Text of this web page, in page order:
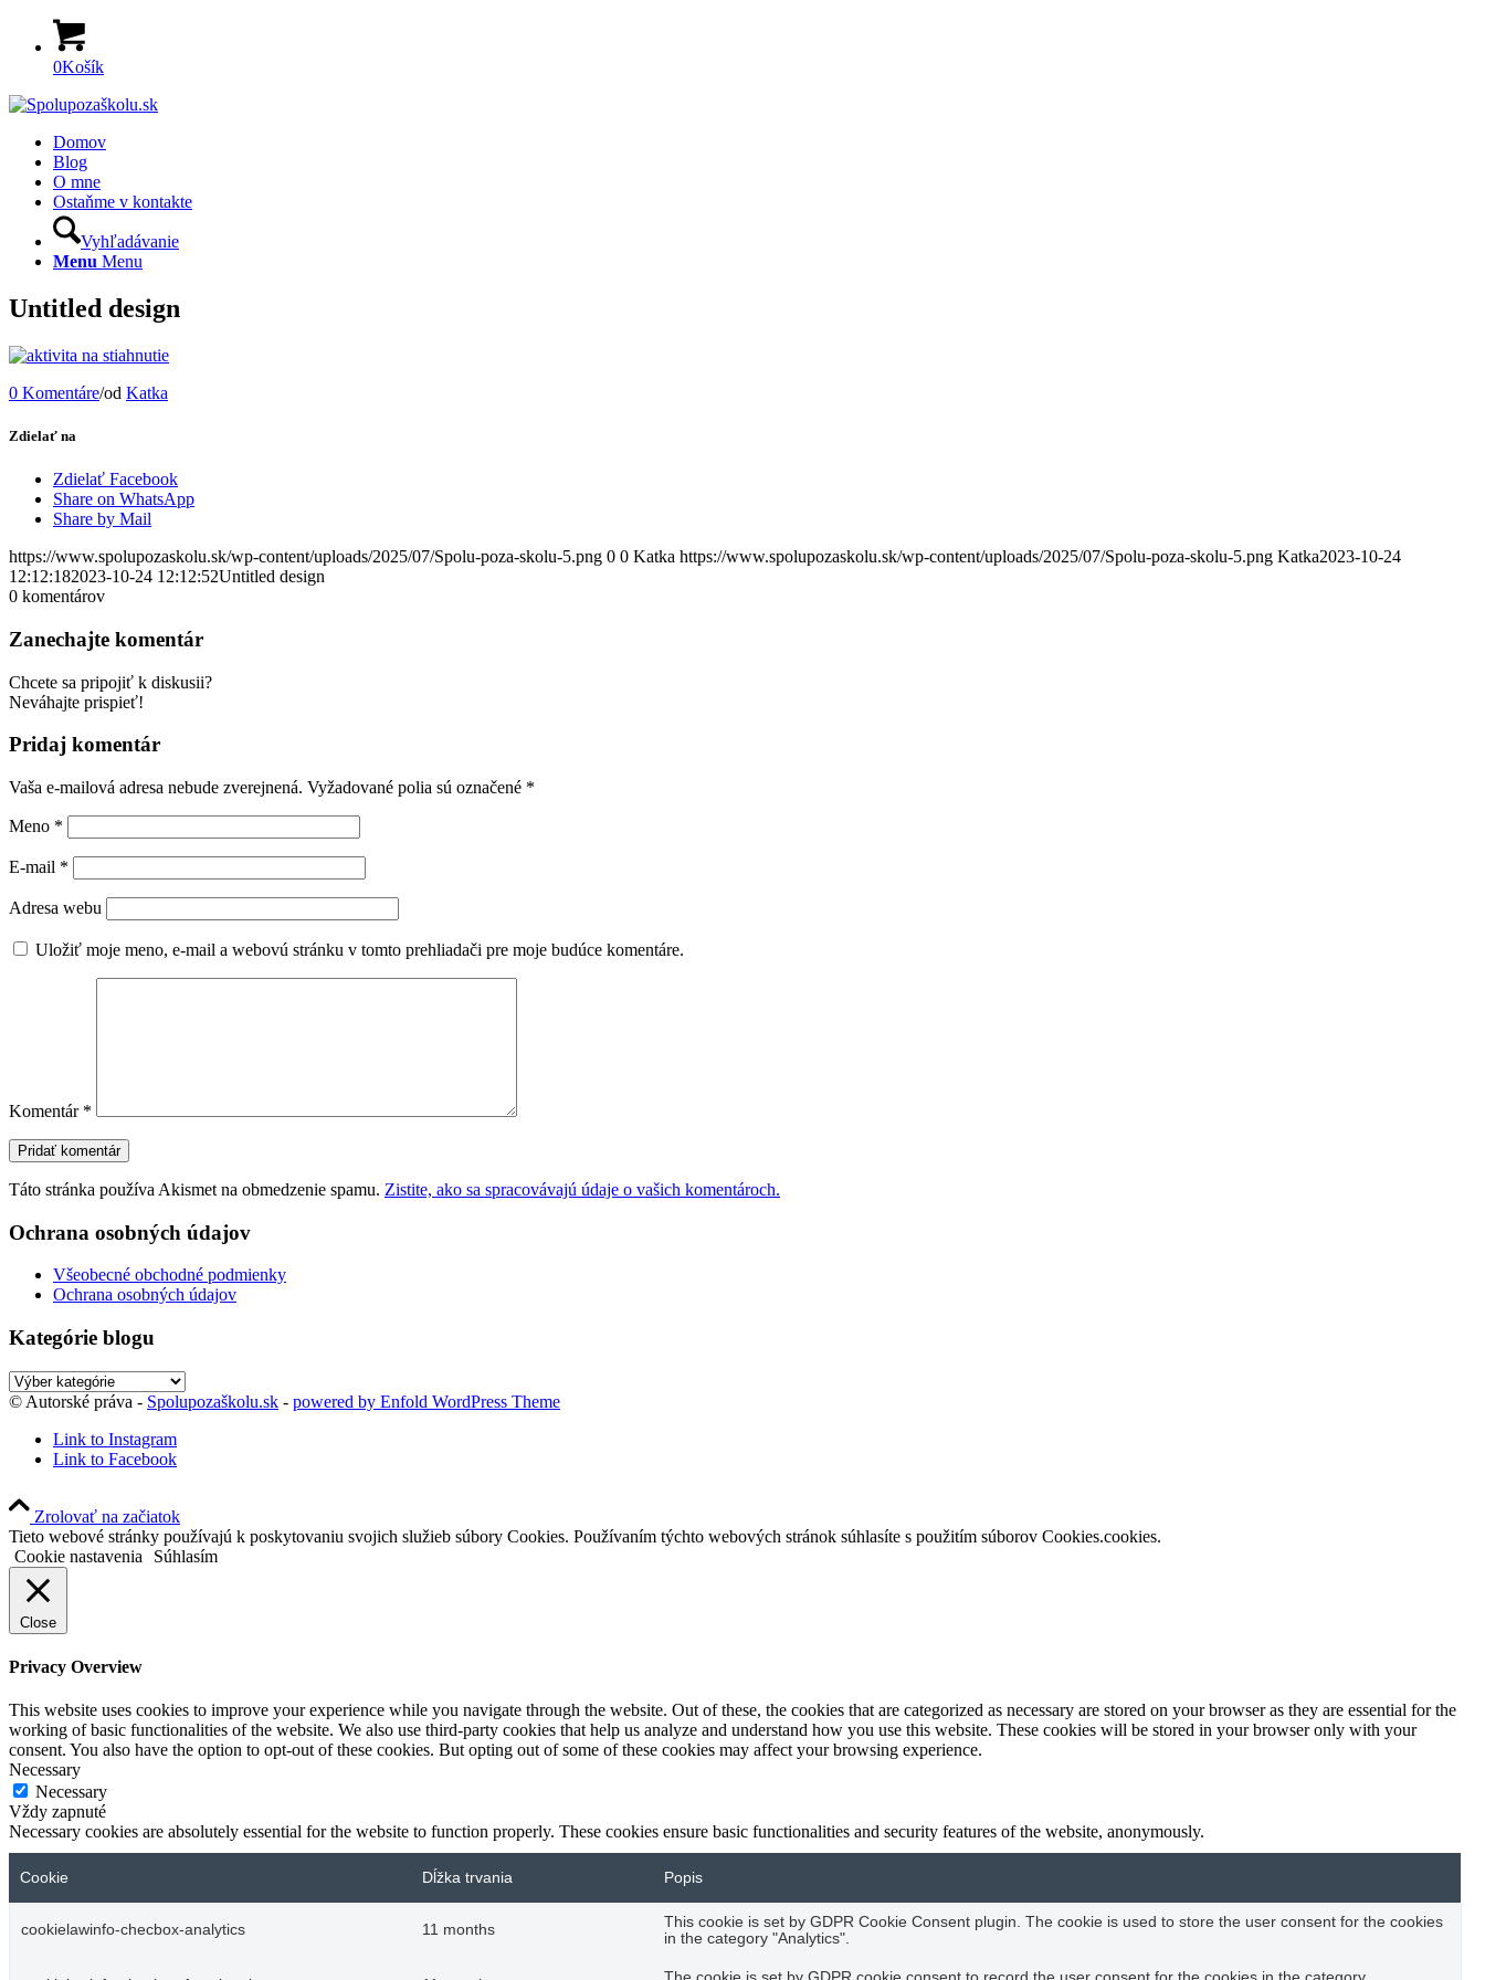
0Košík
Domov
Blog
O mne
Ostaňme v kontakte
Vyhľadávanie
Menu Menu
Untitled design
0 Komentáre/od Katka
Zdielať na
Zdielať Facebook
Share on WhatsApp
Share by Mail
https://www.spolupozaskolu.sk/wp-content/uploads/2025/07/Spolu-poza-skolu-5.png 0 0 Katka https://www.spolupozaskolu.sk/wp-content/uploads/2025/07/Spolu-poza-skolu-5.png Katka2023-10-24
12:12:182023-10-24 12:12:52Untitled design
0 komentárov
Zanechajte komentár
Chcete sa pripojiť k diskusii?
Neváhajte prispieť!
Pridaj komentár
Vaša e-mailová adresa nebude zverejnená. Vyžadované polia sú označené *
Meno *
E-mail *
Adresa webu
Uložiť moje meno, e-mail a webovú stránku v tomto prehliadači pre moje budúce komentáre.
Komentár *
Táto stránka používa Akismet na obmedzenie spamu. Zistite, ako sa spracovávajú údaje o vašich komentároch.
Ochrana osobných údajov
Všeobecné obchodné podmienky
Ochrana osobných údajov
Kategórie blogu
Kategórie
blogu
© Autorské práva - Spolupozaškolu.sk - powered by Enfold WordPress Theme
Link to Instagram
Link to Facebook
Zrolovať na začiatok
Tieto webové stránky používajú k poskytovaniu svojich služieb súbory Cookies. Používaním týchto webových stránok súhlasíte s použitím súborov Cookies.cookies.
Cookie nastavenia
Súhlasím
Close
Privacy Overview
This website uses cookies to improve your experience while you navigate through the website. Out of these, the cookies that are categorized as necessary are stored on your browser as they are essential for the
working of basic functionalities of the website. We also use third-party cookies that help us analyze and understand how you use this website. These cookies will be stored in your browser only with your
consent. You also have the option to opt-out of these cookies. But opting out of some of these cookies may affect your browsing experience.
Necessary
Necessary
Vždy zapnuté
Necessary cookies are absolutely essential for the website to function properly. These cookies ensure basic functionalities and security features of the website, anonymously.
Cookie Dĺžka trvania Popis
cookielawinfo-checbox-analytics 11 months
This cookie is set by GDPR Cookie Consent plugin. The cookie is used to store the user consent for the cookies
in the category "Analytics".